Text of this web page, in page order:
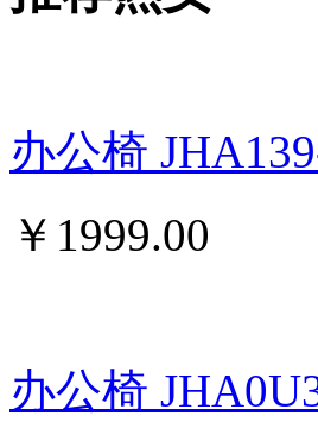
办公椅
￥ 1999.00
办公椅